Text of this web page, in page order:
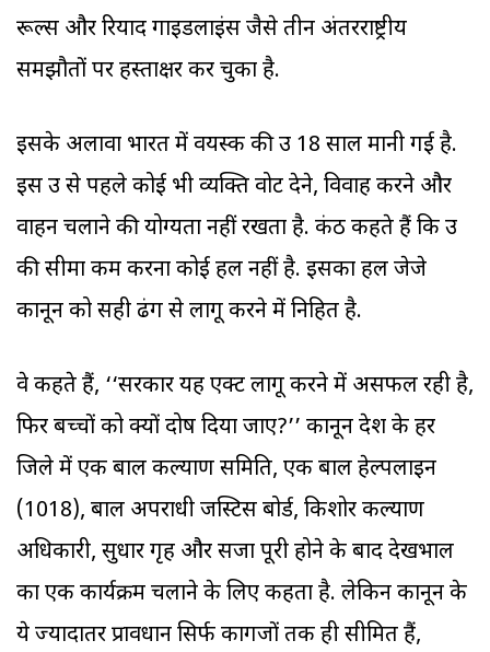
रूल्स और रियाद गाइडलाइंस जैसे तीन अंतरराष्ट्रीय
समझौतों पर हस्ताक्षर कर चुका है.
इसके अलावा भारत में वयस्क की उम्र 18 साल मानी गई है.
इस उम्र से पहले कोई भी व्यक्ति वोट देने, विवाह करने और
वाहन चलाने की योग्यता नहीं रखता है. कंठ कहते हैं कि उम्र
की सीमा कम करना कोई हल नहीं है. इसका हल जेजे
कानून को सही ढंग से लागू करने में निहित है.
वे कहते हैं, ‘‘सरकार यह एक्ट लागू करने में असफल रही है,
फिर बच्चों को क्यों दोष दिया जाए?’’ कानून देश के हर
जिले में एक बाल कल्याण समिति, एक बाल हेल्पलाइन
(1018), बाल अपराधी जस्टिस बोर्ड, किशोर कल्याण
अधिकारी, सुधार गृह और सजा पूरी होने के बाद देखभाल
का एक कार्यक्रम चलाने के लिए कहता है. लेकिन कानून के
ये ज्यादातर प्रावधान सिर्फ कागजों तक ही सीमित हैं,